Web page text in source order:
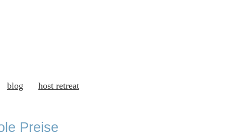
blog host retreat
Preise